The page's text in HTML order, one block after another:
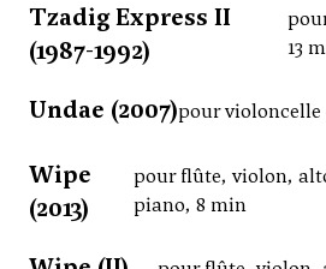
Tzadig Express II
(1987-1992)
13
Undae (2007)pour violoncelle
Wipe
(2013)
pour flûte, violon,
piano, 8 min